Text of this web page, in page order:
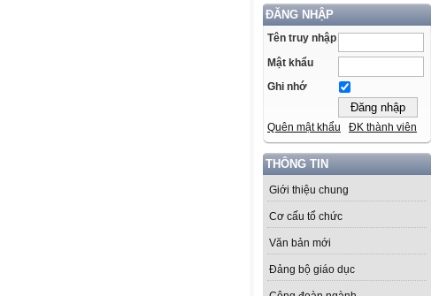
ĐĂNG NHẬP
Tên truy nhập
Mật khẩu
Ghi nhớ
Quên mật khẩu ĐK thành viên
THÔNG TIN
Giới thiệu chung
Cơ cấu tổ chức
Văn bản mới
Đảng bộ giáo dục